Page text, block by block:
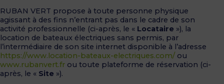
RUBAN VERT propose à toute personne physique
agissant à des fins n’entrant pas dans le cadre de son
activité professionnelle (ci-après, le « Locataire »), la
location de bateaux électriques sans permis, par
l’intermédiaire de son site internet disponible à l’adresse
https://www.location-bateaux-electriques.com/ ou
www.rubanvert.fr ou toute plateforme de réservation (ci-
après, le « Site »).